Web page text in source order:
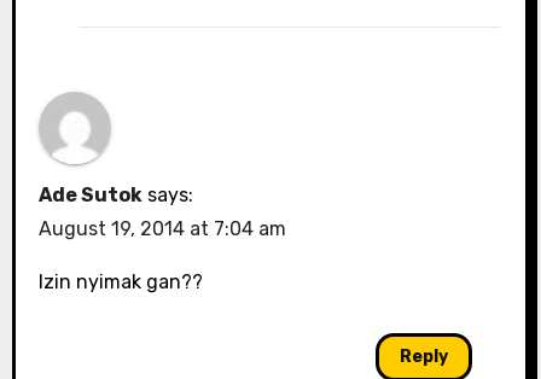
Ade Sutok says:
August 19, 2014 at 7:04 am
Izin nyimak gan??
Reply